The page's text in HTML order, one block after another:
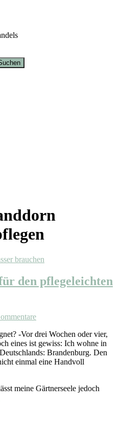
den pflegeleichten
-Vor drei Wochen oder vier,
eines ist gewiss: Ich wohne in
Brandenburg. Den
einmal eine Handvoll
meine Gärtnerseele jedoch